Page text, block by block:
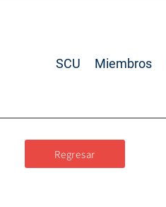
SCU Miembros
Regresar